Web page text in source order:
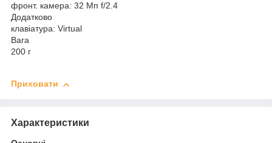
фронт. камера: 32 Мп f/2.4
Додатково
клавіатура: Virtual
Вага
200 г
Приховати
Характеристики